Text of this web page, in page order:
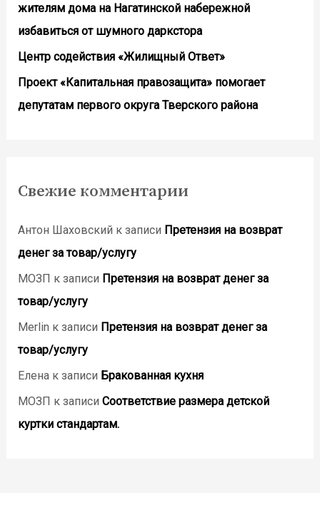
жителям дома на Нагатинской набережной
избавиться от шумного даркстора
Центр содействия «Жилищный Ответ»
Проект «Капитальная правозащита» помогает
депутатам первого округа Тверского района
Свежие комментарии
Антон Шаховский к записи Претензия на возврат
денег за товар/услугу
МОЗП к записи Претензия на возврат денег за
товар/услугу
Merlin к записи Претензия на возврат денег за
товар/услугу
Еленак записи Бракованная кухня
МОЗП к записи Соответствие размера детской
куртки стандартам.